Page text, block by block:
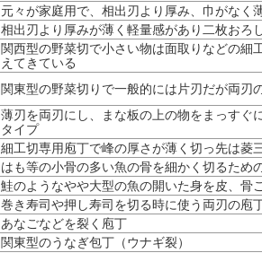
元々が家庭用で、相出刃より厚み、巾がなく
相出刃より厚みが薄く軽量感があり二枚おろ
関西型の野菜切で小さい物は面取りなどの細
えてきている
関東型の野菜切りで一般的には片刃だが両刃
薄刃を両刃にし、まな板の上の物をまっす
タイプ
細工切専用庖丁で峰の厚さが薄く切っ先は菱
はも等の小骨の多い魚の骨を細かく切るため
鮭のようなやや大型の魚の開いた身を皮、骨
巻き寿司や押し寿司を切る時に使う両刃の庖
あなごなどを裂く庖丁
関東型のうなぎ包丁（ウナギ裂）